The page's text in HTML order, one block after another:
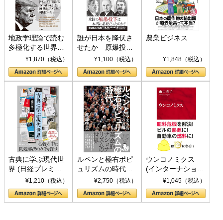
地政学理論で読む
多極化する世界：
トランプとBRICS
の挑戦
¥1,870（税込）
誰が日本を降伏さ
せたか 原爆投
下、ソ連参戦、そ
して聖断 (PHP新
書)
¥1,100（税込）
農業ビジネス
¥1,848（税込）
古典に学ぶ現代世
界 (日経プレミア
シリーズ)¥1,210（税込）
ルペンと極右ポピ
ュリズムの時代：
〈ヤヌス〉の二つ
の顔
¥2,750（税込）
ウンコノミクス
(インターナショナ
ル新書)¥1,045（税込）